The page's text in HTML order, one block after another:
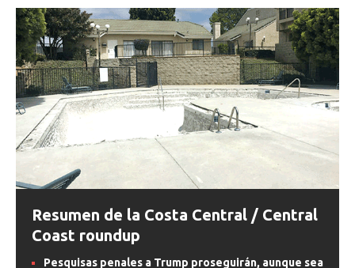
Resumen de la Costa Central / Central
Coast roundup
Pesquisas penales a Trump proseguirán, aunque sea